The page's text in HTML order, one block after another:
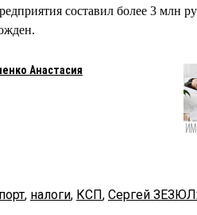
составил более 3 млн
Анастасия
, налоги, КСП, Сергей